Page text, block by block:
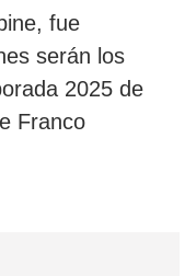
fue
serán los
2025 de
Franco